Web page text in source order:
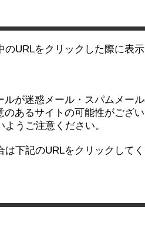
のURLをクリックした際に表
ルが迷惑メール・スパムメー
のあるサイトの可能性がござ
うご注意ください。
は下記のURLをクリックして